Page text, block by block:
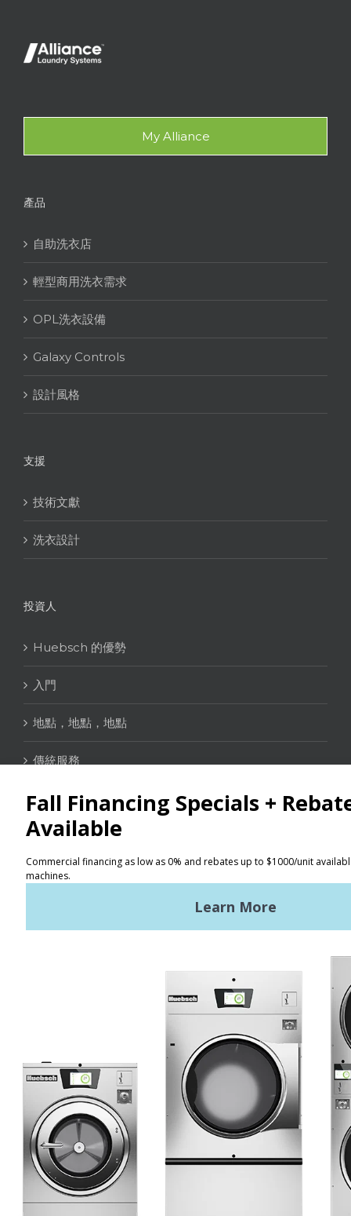
My Alliance
產品
自助洗衣店
輕型商用洗衣需求
OPL洗衣設備
Galaxy Controls
設計風格
支援
技術文獻
洗衣設計
投資人
Huebsch 的優勢
入門
地點，地點，地點
傳統服務
聯絡資訊
定位器